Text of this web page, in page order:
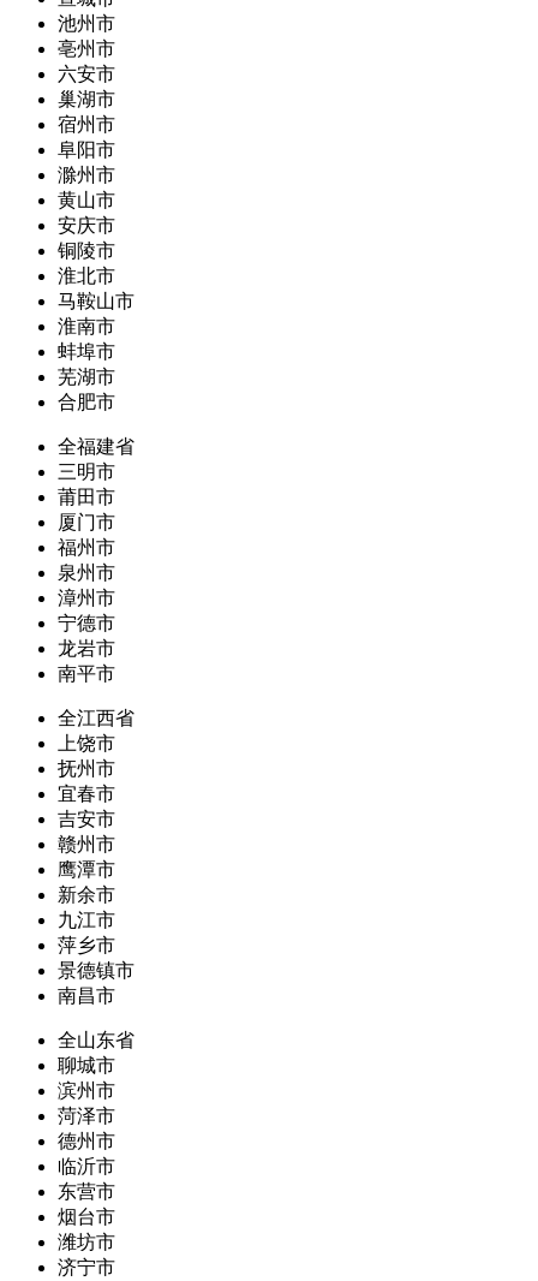
池州市
亳州市
六安市
巢湖市
宿州市
阜阳市
滁州市
黄山市
安庆市
铜陵市
淮北市
马鞍山市
淮南市
蚌埠市
芜湖市
合肥市
全福建省
三明市
莆田市
厦门市
福州市
泉州市
漳州市
宁德市
龙岩市
南平市
全江西省
上饶市
抚州市
宜春市
吉安市
赣州市
鹰潭市
新余市
九江市
萍乡市
景德镇市
南昌市
全山东省
聊城市
滨州市
菏泽市
德州市
临沂市
东营市
烟台市
潍坊市
济宁市